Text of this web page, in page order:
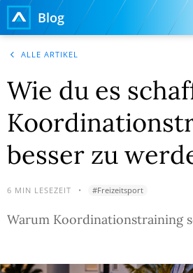
Blog
ALLE ARTIKEL
Wie du es
besser zu
6 MIN LESEZEIT • #Freizeitsport
Warum Koordinationstraining